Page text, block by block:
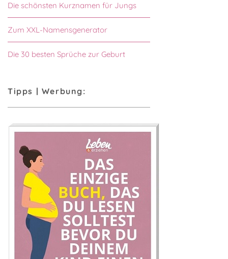
Die schönsten Kurznamen für Jungs
Zum XXL-Namensgenerator
Die 30 besten Sprüche zur Geburt
Tipps | Werbung: